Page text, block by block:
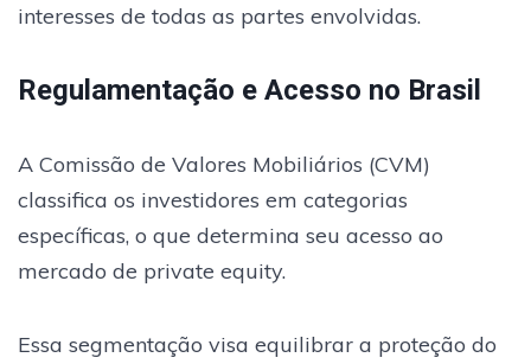
interesses de todas as partes envolvidas.
Regulamentação e Acesso no Brasil
A Comissão de Valores Mobiliários (CVM)
classifica os investidores em categorias
específicas, o que determina seu acesso ao
mercado de private equity.
Essa segmentação visa equilibrar a proteção do